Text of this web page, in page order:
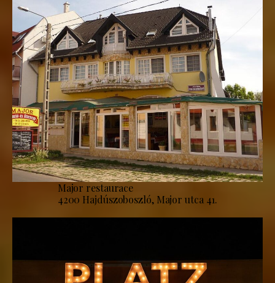
Major restaurace
4200 Hajdúszoboszló, Major utca 41.